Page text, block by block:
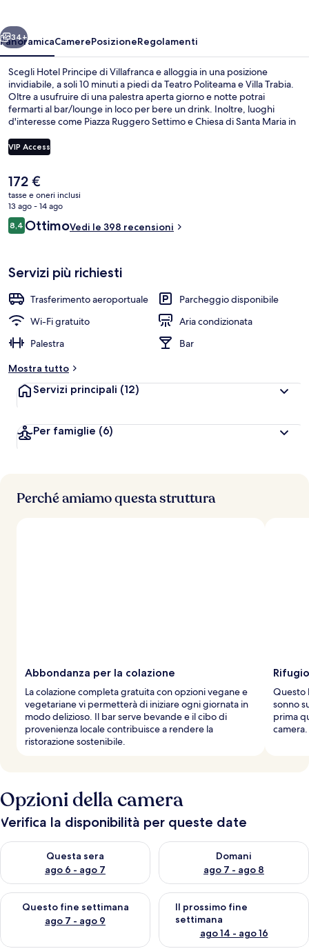
Avanti
34+
PanoramicaCamerePosizioneRegolamenti
Scegli Hotel Principe di Villafranca e alloggia in una posizione
invidiabile, a soli 10 minuti a piedi da Teatro Politeama e Villa Trabia.
Oltre a usufruire di una palestra aperta giorno e notte potrai
fermarti al bar/lounge in loco per bere un drink. Inoltre, luoghi
d'interesse come Piazza Ruggero Settimo e Chiesa di Santa Maria in
viaggiatori apprezzano il personale gentile e la possibilità di
spostarsi a piedi del posto.
VIP Access
Il
prezzo
attuale
è
172 €
172 €
tasse e oneri inclusi
13 ago - 14 ago
Recensioni
8,48,4 su 10
OttimoVedi le 398 recensioni
Servizi più richiesti
Trasferimento aeroportuale
Parcheggio disponibile
Wi-Fi gratuito
Aria condizionata
Palestra
Bar
Mostra tutto
Servizi principali (12)
Per famiglie (6)
Perché amiamo questa struttura
Abbondanza per la colazione
La colazione completa gratuita con opzioni vegane e
vegetariane vi permetterà di iniziare ogni giornata in
modo delizioso. Il bar serve bevande e il cibo di
provenienza locale contribuisce a rendere la
ristorazione sostenibile.
Questo
sonno
prima
camera.
Opzioni della camera
Verifica la disponibilità per queste date
Questa sera
ago 6 - ago 7
Verifica la disponibilità per questa sera, ago 6 - ago 7
Domani
ago 7 - ago 8
Verifica la disponibilità per
Questo fine settimana
ago 7 - ago 9
Verifica la disponibilità per questo fine settimana, ago 7 - ago
Il prossimo fine
settimana
ago 14 - ago 16
Verifica la disponibilità per il